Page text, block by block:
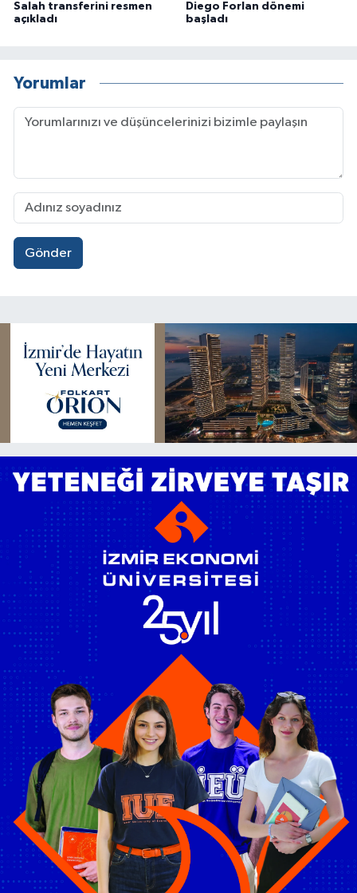
Salah transferini resmen
açıkladı
Diego Forlan dönemi
başladı
Yorumlar
Gönder